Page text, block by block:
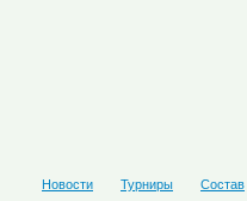
Новости Турниры Состав